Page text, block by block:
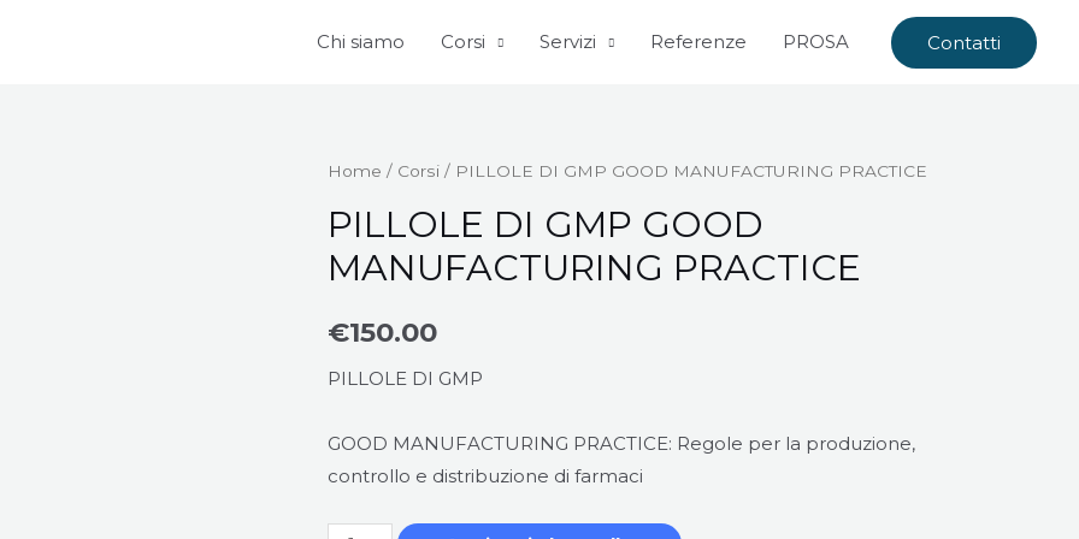
Chi siamo Corsi Servizi Referenze PROSA Contatti
Home / Corsi / PILLOLE DI GMP GOOD MANUFACTURING PRACTICE
PILLOLE DI GMP GOOD
MANUFACTURING PRACTICE
€150.00
PILLOLE DI GMP
GOOD MANUFACTURING PRACTICE: Regole per la produzione,
controllo e distribuzione di farmaci